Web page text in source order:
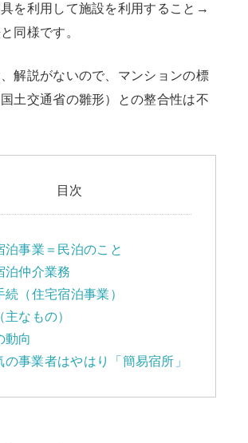
を利用して施設を利用すること→
同様です。
解説がないので、マンションの標
土交通省の雛形）との整合性は不
目次
泊事業＝民泊のこと
泊仲介業務
続（住宅宿泊事業）
主なもの）
動向
の事業者はやはり「簡易宿所」